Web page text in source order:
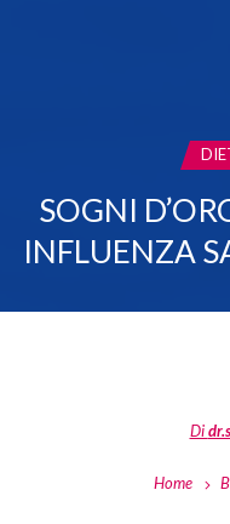
SOGNI
INFLUENZA
Di
Home